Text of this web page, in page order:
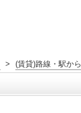
> (賃貸)路線・駅か